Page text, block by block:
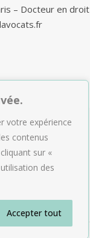
votre expérience
contenus
sur «
des
Accepter tout
– Docteur en droit